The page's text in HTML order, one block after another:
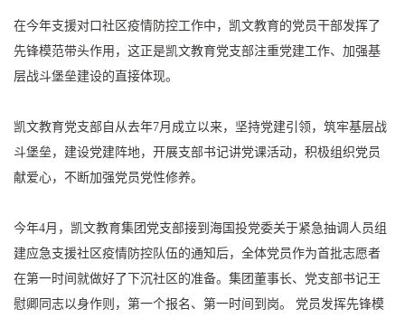
在今年支援对口社区疫情防控工作中，凯文教育的党员干部发挥了
先锋模范带头作用，这正是凯文教育党支部注重党建工作、加强基
层战斗堡垒建设的直接体现。
凯文教育党支部自从去年7月成立以来，坚持党建引领，筑牢基层战
斗堡垒，建设党建阵地，开展支部书记讲党课活动，积极组织党员
献爱心，不断加强党员党性修养。
今年4月，凯文教育集团党支部接到海国投党委关于紧急抽调人员组
建应急支援社区疫情防控队伍的通知后，全体党员作为首批志愿者
在第一时间就做好了下沉社区的准备。集团董事长、党支部书记王
慰卿同志以身作则，第一个报名、第一时间到岗。 党员发挥先锋模